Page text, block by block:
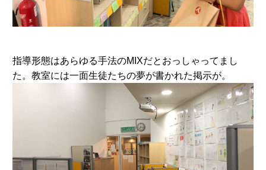
指導形態はあらゆる手法のMIXだとおっしゃってまし
た。教室には一面生徒たちの夢が書かれた掲示が。